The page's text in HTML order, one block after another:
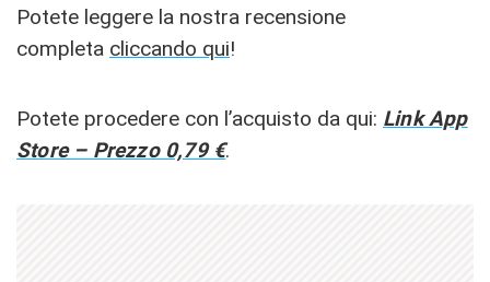
Potete leggere la nostra recensione
completa cliccando qui!
Potete procedere con l’acquisto da qui: Link App
Store – Prezzo 0,79 €.